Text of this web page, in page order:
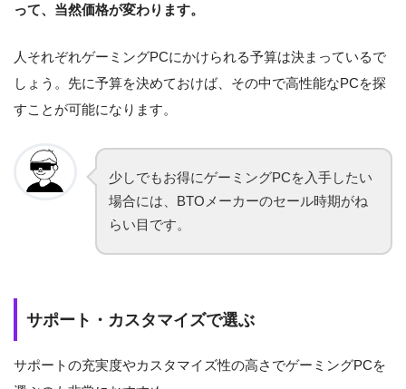
って、当然価格が変わります。
人それぞれゲーミングPCにかけられる予算は決まっているで
しょう。先に予算を決めておけば、その中で高性能なPCを探
すことが可能になります。
少しでもお得にゲーミングPCを入手したい
場合には、BTOメーカーのセール時期がね
らい目です。
サポート・カスタマイズで選ぶ
サポートの充実度やカスタマイズ性の高さでゲーミングPCを